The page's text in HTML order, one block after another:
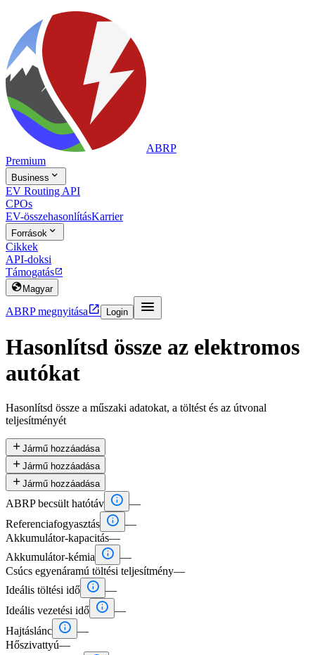
ABRP
Premium
Business 
EV Routing API
CPOs
EV-összehasonlításKarrier
Források 
Cikkek
API-doksi
Támogatás
 Magyar
ABRP megnyitása Login 
Hasonlítsd össze az elektromos
autókat
Hasonlítsd össze a műszaki adatokat, a töltést és az útvonal
teljesítményét
 Jármű hozzáadása
 Jármű hozzáadása
 Jármű hozzáadása
ABRP becsült hatótáv  —
Referenciafogyasztás  —
Akkumulátor-kapacitás—
Akkumulátor-kémia
 —
Csúcs egyenáramú töltési teljesítmény—
Ideális töltési idő  —
Ideális vezetési idő  —
Hajtáslánc  —
Hőszivattyú—